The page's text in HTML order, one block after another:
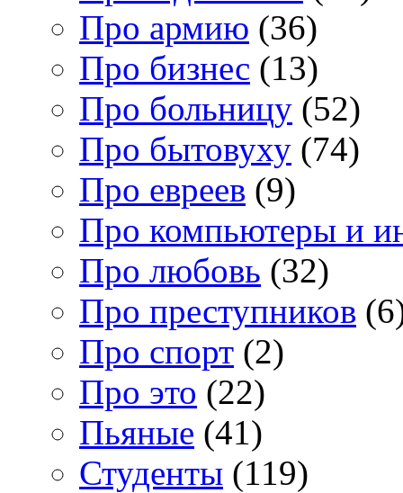
Про армию (36)
Про бизнес (13)
Про больницу (52)
Про бытовуху (74)
Про евреев (9)
Про компьютеры и
Про любовь (32)
Про преступников
Про спорт (2)
Про это (22)
Пьяные (41)
Студенты (119)